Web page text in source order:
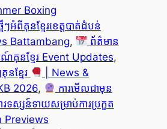
Boxing
ៗអំពីគុនខ្មែរខេត្តបាត់ដំបន់
Battambang,
ព័ត៌មាន
រណ៍គុនខ្មែរ Event Updates
នខ្មែរ
| News &
2026,
ការមើលជាមុន
រទស្សន៍ទាយសម្រាប់ការប្រកួត
Previews